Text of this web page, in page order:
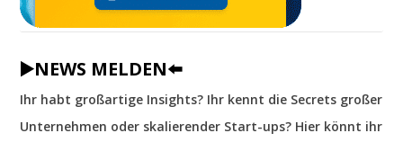
▶️NEWS MELDEN⬅️
Ihr habt großartige Insights? Ihr kennt die Secrets großer
Unternehmen oder skalierender Start-ups? Hier könnt ihr